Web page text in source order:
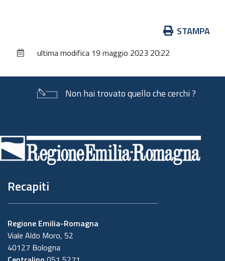
documento
STAMPA
ultima modifica 19 maggio 2023 20:22
Non hai trovato quello che cerchi ?
di
pagina
Recapiti
Regione Emilia-Romagna
Viale Aldo Moro, 52
40127 Bologna